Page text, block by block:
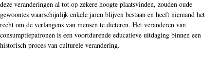
deze veranderingen al tot op zekere hoogte plaatsvinden, zouden oude
gewoontes waarschijnlijk enkele jaren blijven bestaan en heeft niemand het
recht om de verlangens van mensen te dicteren. Het veranderen van
consumptiepatronen is een voortdurende educatieve uitdaging binnen een
historisch proces van culturele verandering.